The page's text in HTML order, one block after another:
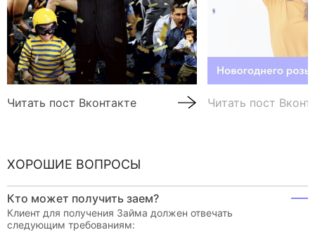
Читать пост Вконтакте Читать пост
ХОРОШИЕ ВОПРОСЫ
Кто может получить заем?
Клиент для получения Займа должен отвечать
следующим требованиям: